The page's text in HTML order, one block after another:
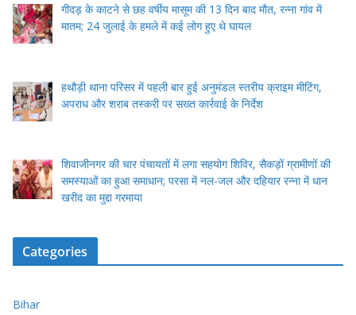
गीदड़ के काटने से छह वर्षीय मासूम की 13 दिन बाद मौत, रन्ना गांव में
मातम; 24 जुलाई के हमले में कई लोग हुए थे घायल
हथौड़ी थाना परिसर में पहली बार हुई अनुमंडल स्तरीय क्राइम मीटिंग,
अपराध और शराब तस्करी पर सख्त कार्रवाई के निर्देश
शिवाजीनगर की चार पंचायतों में लगा सहयोग शिविर, सैकड़ों ग्रामीणों की
समस्याओं का हुआ समाधान; परसा में नल-जल और दहियार रन्ना में धान
खरीद का मुद्दा गरमाया
Categories
Bihar